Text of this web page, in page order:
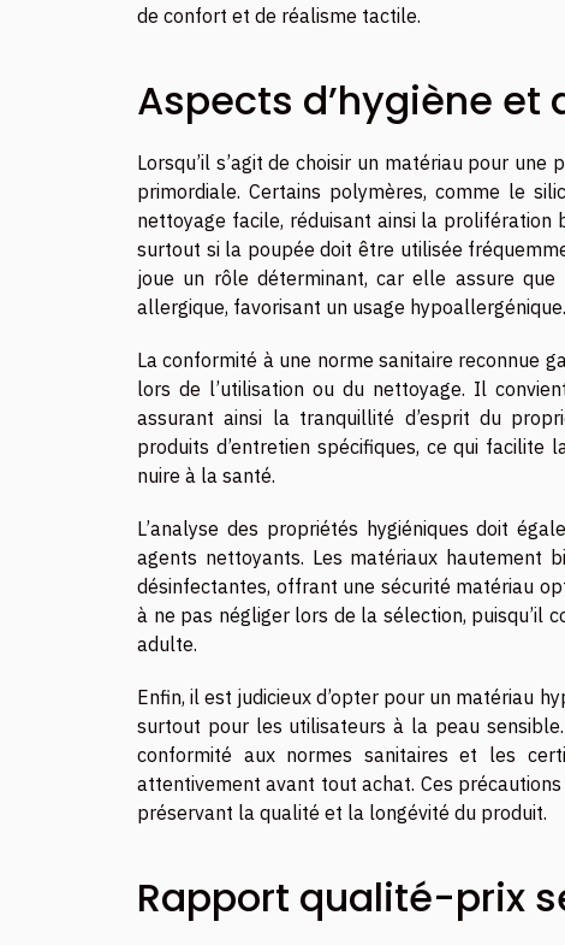
de confort et de réalisme tactile.
Aspects d’hygiène et
Lorsqu’il s’agit de choisir un matériau pour
primordiale. Certains polymères, comme le
nettoyage facile, réduisant ainsi la prolifération
surtout si la poupée doit être utilisée
joue un rôle déterminant, car elle assure
allergique, favorisant un usage hypoallergénique.
La conformité à une norme sanitaire reconnue
lors de l’utilisation ou du nettoyage. Il
assurant ainsi la tranquillité d’esprit du
produits d’entretien spécifiques, ce qui
nuire à la santé.
L’analyse des propriétés hygiéniques doit
agents nettoyants. Les matériaux hautement
désinfectantes, offrant une sécurité matériau
à ne pas négliger lors de la sélection, puisqu’il
adulte.
Enfin, il est judicieux d’opter pour un matériau
surtout pour les utilisateurs à la peau
conformité aux normes sanitaires et les
attentivement avant tout achat. Ces
préservant la qualité et la longévité du produit.
Rapport qualité-prix